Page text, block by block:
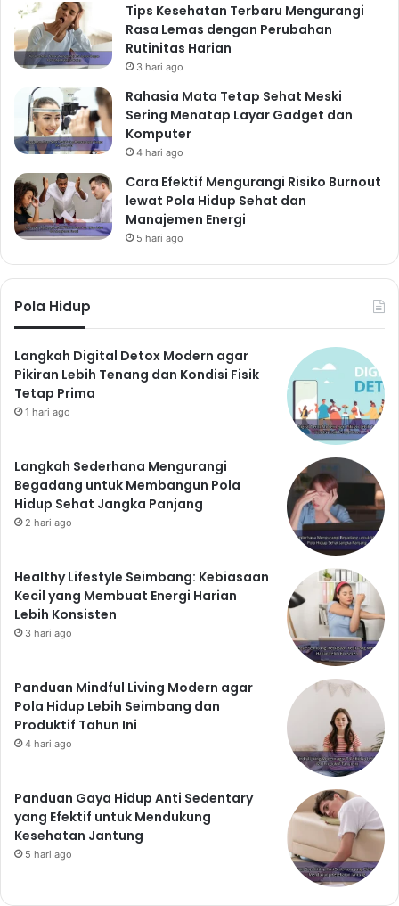
Tips Kesehatan Terbaru Mengurangi
Rasa Lemas dengan Perubahan
Rutinitas Harian
3 hari ago
Rahasia Mata Tetap Sehat Meski
Sering Menatap Layar Gadget dan
Komputer
4 hari ago
Cara Efektif Mengurangi Risiko Burnout
lewat Pola Hidup Sehat dan
Manajemen Energi
5 hari ago
Pola Hidup
Langkah Digital Detox Modern agar
Pikiran Lebih Tenang dan Kondisi Fisik
Tetap Prima
1 hari ago
Langkah Sederhana Mengurangi
Begadang untuk Membangun Pola
Hidup Sehat Jangka Panjang
2 hari ago
Healthy Lifestyle Seimbang: Kebiasaan
Kecil yang Membuat Energi Harian
Lebih Konsisten
3 hari ago
Panduan Mindful Living Modern agar
Pola Hidup Lebih Seimbang dan
Produktif Tahun Ini
4 hari ago
Panduan Gaya Hidup Anti Sedentary
yang Efektif untuk Mendukung
Kesehatan Jantung
5 hari ago